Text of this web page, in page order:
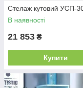
Стелаж кутовий УСП-
В наявності
21 853 ₴
Купити